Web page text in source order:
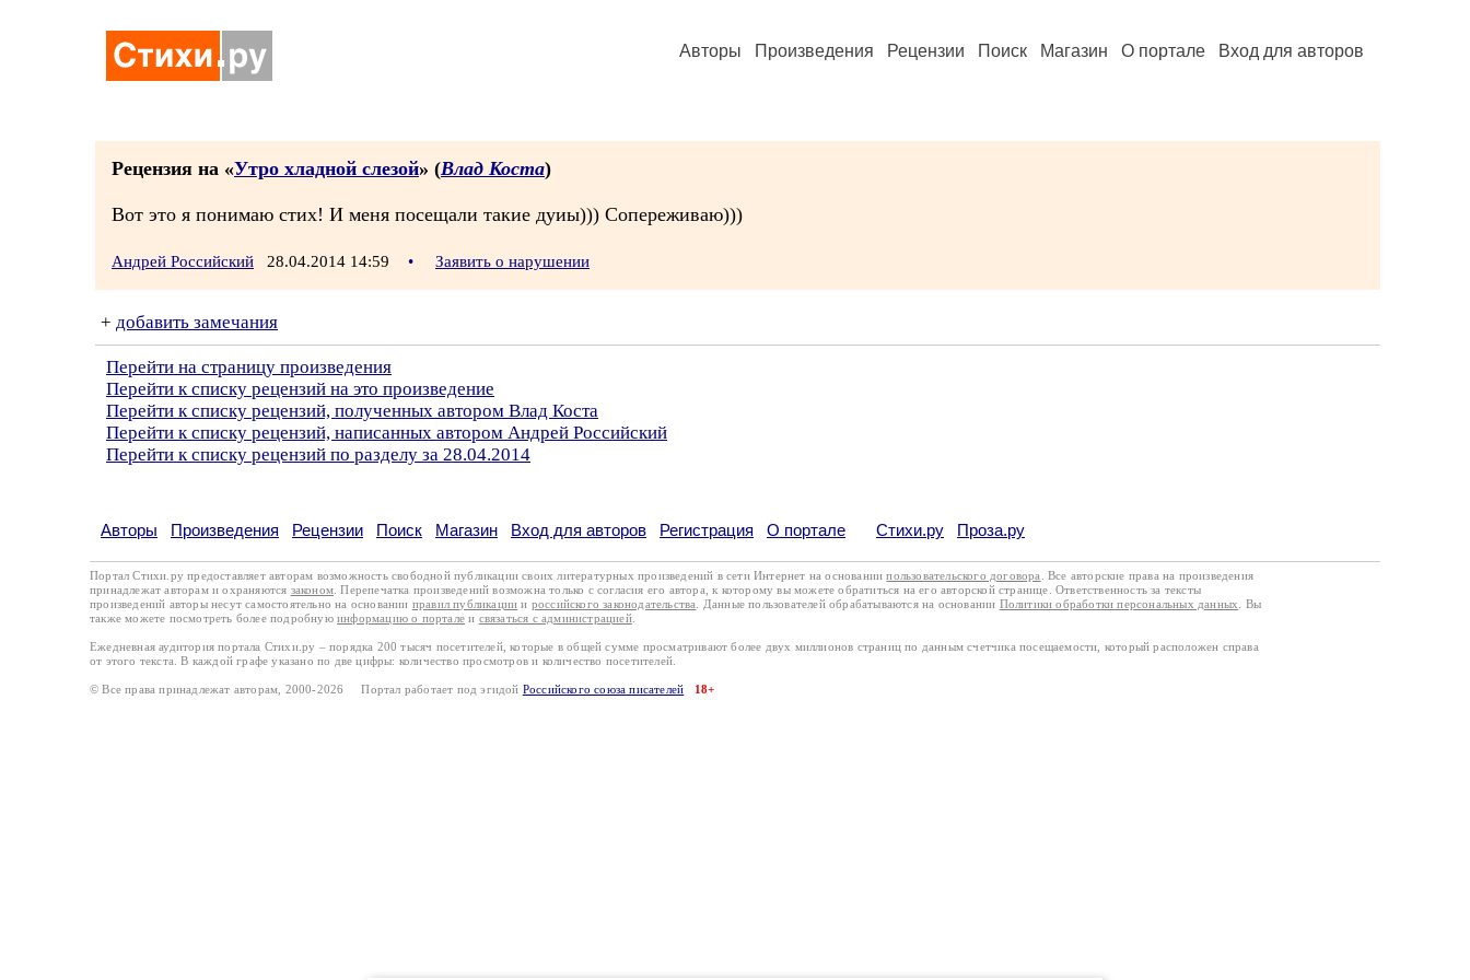
Авторы Произведения Рецензии Поиск Магазин О портале Вход для авторов
Рецензия на «Утро хладной слезой» (Влад Коста)
Вот это я понимаю стих! И меня посещали такие дуиы))) Сопереживаю)))
Андрей Российский 28.04.2014 14:59 • Заявить о нарушении
+ добавить замечания
Перейти на страницу произведения
Перейти к списку рецензий на это произведение
Перейти к списку рецензий, полученных автором Влад Коста
Перейти к списку рецензий, написанных автором Андрей Российский
Перейти к списку рецензий по разделу за 28.04.2014
Авторы Произведения Рецензии Поиск Магазин Вход для авторов Регистрация О портале Стихи.ру Проза.ру
Портал Стихи.ру предоставляет авторам возможность свободной публикации своих литературных произведений в сети Интернет на основаниипользовательского договора
. Все авторские права на произведения
принадлежат авторам и охраняются законом . Перепечатка произведений возможна только с согласия его автора, к которому вы можете обратиться на его авторской странице. Ответственность за тексты
произведений авторы несут самостоятельно на основании правил публикации и российского законодательства . Данные пользователей обрабатываются на основании Политики обработки персональных данных
. Вы
также можете посмотреть более подробную информацию о портале и связаться с администрацией.
Ежедневная аудитория портала Стихи.ру – порядка 200 тысяч посетителей, которые в общей сумме просматривают более двух миллионов страниц по данным счетчика посещаемости, который расположен справа
от этого текста. В каждой графе указано по две цифры: количество просмотров и количество посетителей.
© Все права принадлежат авторам, 2000-2026 Портал работает под эгидой Российского союза писателей 18+